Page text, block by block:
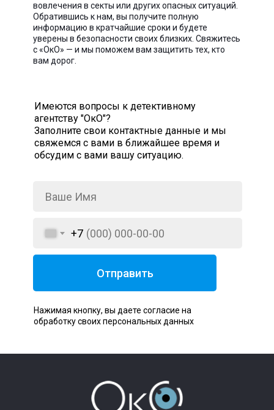
вовлечения в секты или других опасных ситуаций.
Обратившись к нам, вы получите полную
информацию в кратчайшие сроки и будете
уверены в безопасности своих близких. Свяжитесь
с «ОкО» — и мы поможем вам защитить тех, кто
вам дорог.
Имеются вопросы к детективному
агентству "ОкО"?
Заполните свои контактные данные и мы
свяжемся с вами в ближайшее время и
обсудим с вами вашу ситуацию.
+7
Отправить
Нажимая кнопку, вы даете согласие на
обработку своих персональных данных